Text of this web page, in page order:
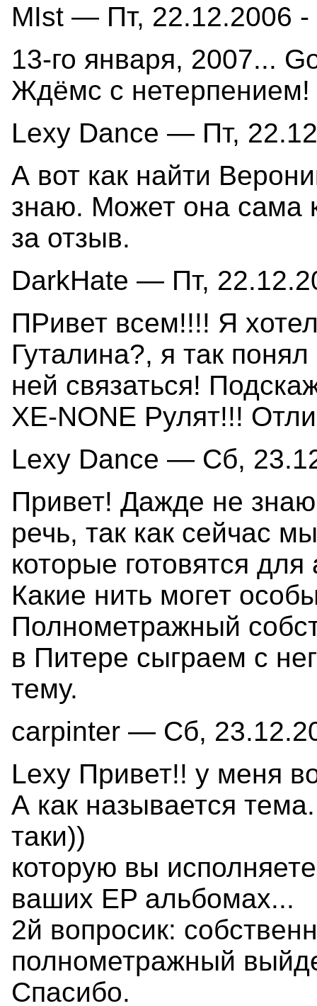
MIst — Пт, 22.12.2006 -
13-го января, 2007...
Ждёмс с нетерпением!
Lexy Dance — Пт,
А вот как найти
знаю. Может она сама
за отзыв.
DarkHate — Пт,
ПРивет всем!!!! Я
Гуталина?, я так
ней связаться!
XE-NONE Рулят!!!
Lexy Dance — Сб,
Привет! Дажде не
речь, так как сейчас
которые готовятся
Какие нить могет
Полнометражный
в Питере сыграем с
тему.
carpinter — Сб,
Lexy Привет!! у меня
А как называется
таки))
которую вы
ваших EP альбомах...
2й вопросик:
полнометражный
Спасибо.